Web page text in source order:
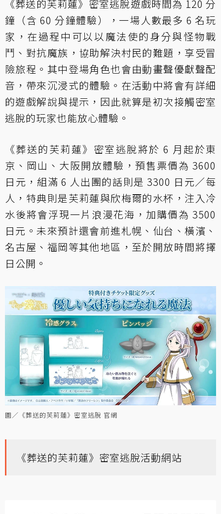
《葬送的芙莉蓮》密室逃脫遊戲時間為 120 分
鐘（含 60 分鐘體驗），一場人數最多 6 名玩
家，在過程中可以以魔法使的身分與怪物戰
鬥、對抗魔族，協助解決村民的難題，享受冒
險旅程。其中登場角色也會由動畫聲優獻聲配
音，帶來沉浸式的體驗。在活動中將會有詳細
的遊戲解說與提示，因此就算是初次接觸密室
逃脫的玩家也能放心體驗。
《葬送的芙莉蓮》密室逃脫將於 6 月起於東
京、岡山、大阪開放體驗，預售票價為 3600
日元，組滿 6 人出團的話則是 3300 日元／每
人，特典則是芙莉蓮與欣梅爾的水杯，注入冷
水後將會浮現一片浪漫花海，加購價為 3500
日元。未來預計還會前進札幌、仙台、橫濱、
名古屋、福岡等其他地區，至於開放時間將擇
日公開。
圖／《葬送的芙莉蓮》密室逃脫 官網
《葬送的芙莉蓮》密室逃脫活動網站